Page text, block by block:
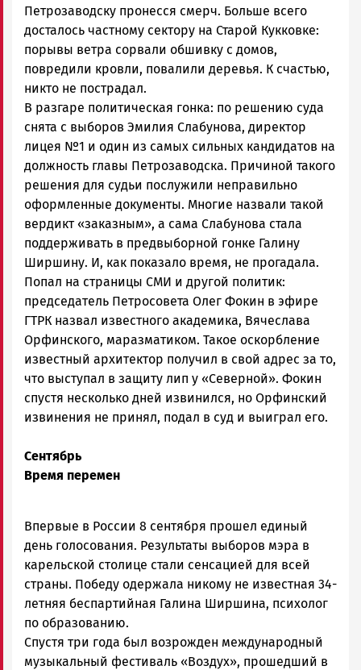
Петрозаводску пронесся смерч. Больше всего
досталось частному сектору на Старой Кукковке:
порывы ветра сорвали обшивку с домов,
повредили кровли, повалили деревья. К счастью,
никто не пострадал.
В разгаре политическая гонка: по решению суда
снята с выборов Эмилия Слабунова, директор
лицея №1 и один из самых сильных кандидатов на
должность главы Петрозаводска. Причиной такого
решения для судьи послужили неправильно
оформленные документы. Многие назвали такой
вердикт «заказным», а сама Слабунова стала
поддерживать в предвыборной гонке Галину
Ширшину. И, как показало время, не прогадала.
Попал на страницы СМИ и другой политик:
председатель Петросовета Олег Фокин в эфире
ГТРК назвал известного академика, Вячеслава
Орфинского, маразматиком. Такое оскорбление
известный архитектор получил в свой адрес за то,
что выступал в защиту лип у «Северной». Фокин
спустя несколько дней извинился, но Орфинский
извинения не принял, подал в суд и выиграл его.
Сентябрь
Время перемен
Впервые в России 8 сентября прошел единый
день голосования. Результаты выборов мэра в
карельской столице стали сенсацией для всей
страны. Победу одержала никому не известная 34-
летняя беспартийная Галина Ширшина, психолог
по образованию.
Спустя три года был возрожден международный
музыкальный фестиваль «Воздух», прошедший в